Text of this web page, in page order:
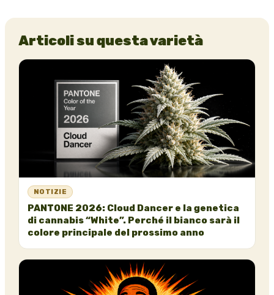
Articoli su questa varietà
NOTIZIE
PANTONE 2026: Cloud Dancer e la genetica
di cannabis “White”. Perché il bianco sarà il
colore principale del prossimo anno